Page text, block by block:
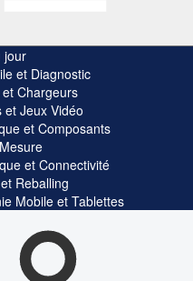
jour
et Diagnostic
Chargeurs
et Jeux Vidéo
et Composants
et Connectivité
Reballing
Mobile et Tablettes